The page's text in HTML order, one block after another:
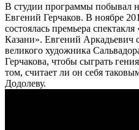
В студии программы побывал
Евгений Герчаков. В ноябре
состоялась премьера
Казани». Евгений
великого художника
Герчакова, чтобы сыграть
том, считает ли он себя
Додолеву.